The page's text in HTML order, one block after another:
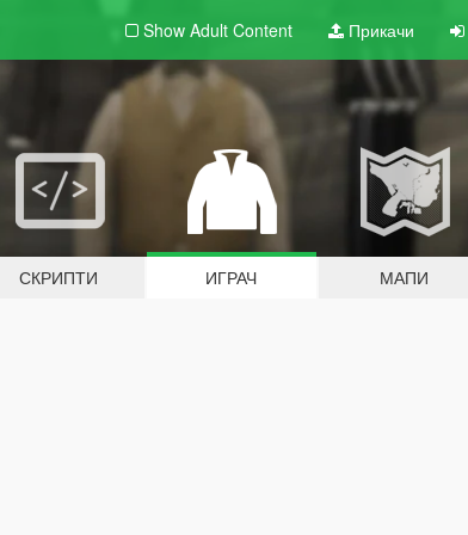
Show Adult Content Прикачи
СКРИПТИ ИГРАЧ МАПИ